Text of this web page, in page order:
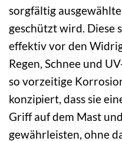
sorgfältig
geschützt wird. Diese
effektiv vor den
Regen, Schnee und
so vorzeitige
konzipiert, dass sie
Griff auf dem Mast
gewährleisten, ohne